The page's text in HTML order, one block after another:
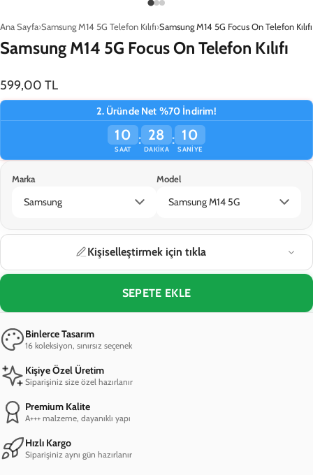
Ana Sayfa Samsung M14 5G Telefon Kılıfı Samsung M14 5G Focus On Telefon Kılıfı
Samsung M14 5G Focus On Telefon Kılıfı
599,00 TL
2. Üründe Net %70 İndirim!
10
SAAT
: 28
DAKIKA
: 10
SANIYE
Marka
Samsung
Model
Samsung M14 5G
Kişiselleştirmek için tıkla
SEPETE EKLE
Binlerce Tasarım
16 koleksiyon, sınırsız seçenek
Kişiye Özel Üretim
Siparişiniz size özel hazırlanır
Premium Kalite
A+++ malzeme, dayanıklı yapı
Hızlı Kargo
Siparişiniz aynı gün hazırlanır